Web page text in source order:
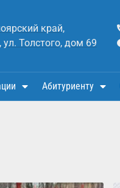
край,
ул. Толстого, дом 69
Абитуриенту